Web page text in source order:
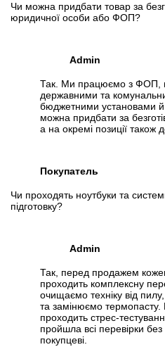
Чи можна придбати товар за
юридичної особи або ФОП?
Admin
Так. Ми працюємо з ФОП,
державними та
бюджетними установами й
можна придбати за
а на окремі позиції також
Покупатель
Чи проходять ноутбуки та
підготовку?
Admin
Так, перед продажем
проходить комплексну
очищаємо техніку від
та замінюємо термопасту.
проходить стрес-
пройшла всі перевірки
покупцеві.